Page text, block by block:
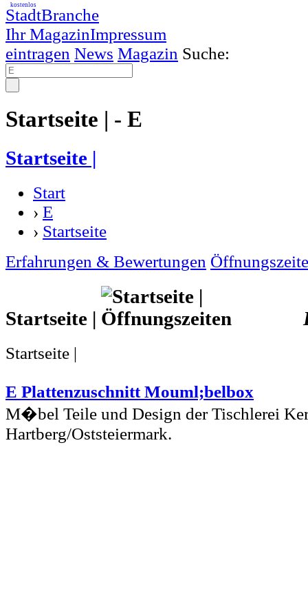
StadtBranche
Ihr MagazinImpressum
kostenlos
eintragen News Magazin Suche:
Startseite | - E
Startseite |
Start
› E
› Startseite
Erfahrungen & Bewertungen
Startseite |
Startseite |
E Plattenzuschnitt Mouml;belbox
M�bel Teile und Design der Tischlerei
Hartberg/Oststeiermark.